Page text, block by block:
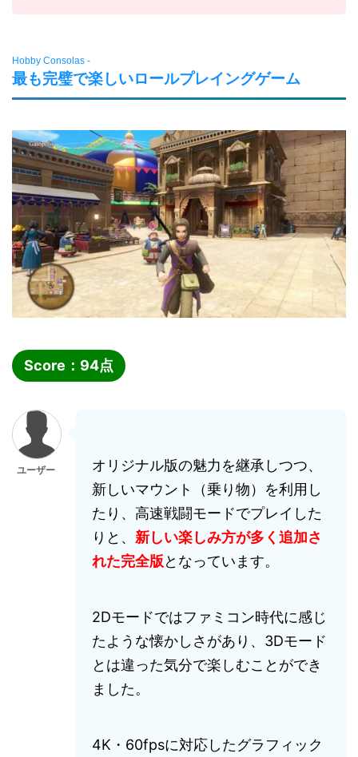
Hobby Consolas -
最も完璧で楽しいロールプレイングゲーム
Score： 94点
ユーザー
オリジナル版の魅力を継承しつつ、
新しいマウント（乗り物）を利用し
たり、高速戦闘モードでプレイした
りと、 新しい楽しみ方が多く追加さ
れた完全版となっています。
2Dモードではファミコン時代に感じ
たような懐かしさがあり、3Dモード
とは違った気分で楽しむことができ
ました。
4K・60fpsに対応したグラフィック